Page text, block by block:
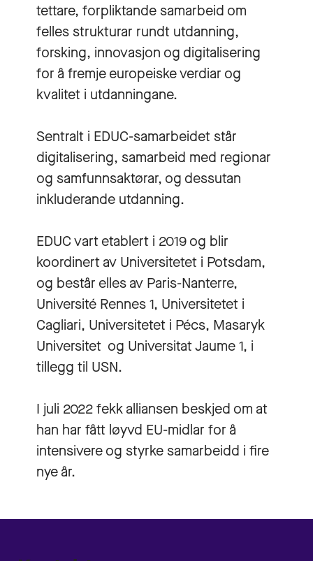
tettare, forpliktande samarbeid om
felles strukturar rundt utdanning,
forsking, innovasjon og digitalisering
for å fremje europeiske verdiar og
kvalitet i utdanningane.
Sentralt i EDUC-samarbeidet står
digitalisering, samarbeid med regionar
og samfunnsaktørar, og dessutan
inkluderande utdanning.
EDUC vart etablert i 2019 og blir
koordinert av Universitetet i Potsdam,
og består elles av Paris-Nanterre,
Université Rennes 1, Universitetet i
Cagliari, Universitetet i Pécs, Masaryk
Universitet og Universitat Jaume 1, i
tillegg til USN.
I juli 2022 fekk alliansen beskjed om at
han har fått løyvd EU-midlar for å
intensivere og styrke samarbeidd i fire
nye år.